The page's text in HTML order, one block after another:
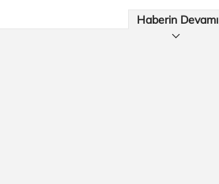
Haberin Devamı